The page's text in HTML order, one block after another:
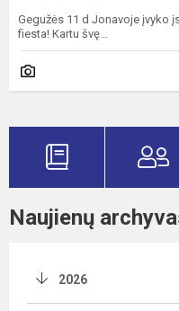
Gegužės 11 d Jonavoje įvyko
fiesta! Kartu švę...
Naujienų
2026